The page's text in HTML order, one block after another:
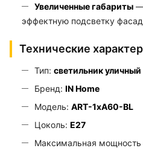
Увеличенные габариты —
эффектную подсветку
Технические
Тип: светильник
Бренд: IN Home
Модель: ART-1хA60-BL
Цоколь: E27
Максимальная